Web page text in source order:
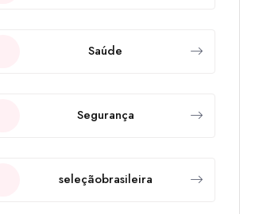
Saúde
Segurança
seleçãobrasileira